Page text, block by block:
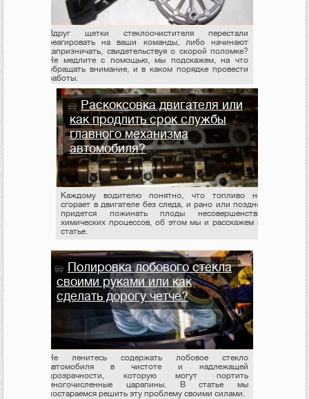
Вдруг щетки стеклоочистителя перестали
реагировать на ваши команды, либо начинают
капризничать, свидетельствуя о скорой поломке?
Не медлите с помощью, мы подскажем, на что
обращать внимание, и в каком порядке провести
работы.
Раскоксовка двигателя или
как продлить срок службы
главного механизма
автомобиля?
Каждому водителю понятно, что топливо не
сгорает в двигателе без следа, и рано или поздно
придется пожинать плоды несовершенства
химических процессов, об этом мы и расскажем в
статье.
Полировка лобового стекла
своими руками или как
сделать дорогу четче?
Не ленитесь содержать лобовое стекло
автомобиля в чистоте и надлежащей
прозрачности, которую могут портить
многочисленные царапины. В статье мы
постараемся решить эту проблему своими силами.